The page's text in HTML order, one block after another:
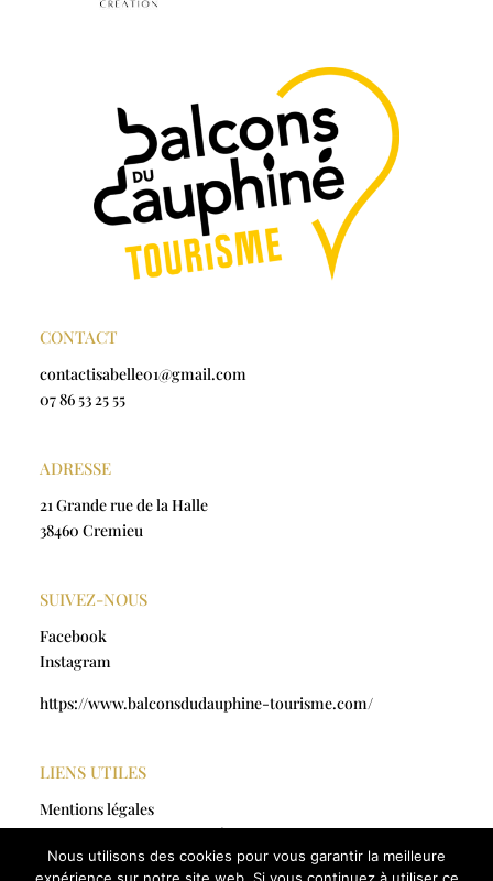
CONTACT
contactisabelle01@gmail.com
07 86 53 25 55
ADRESSE
21 Grande rue de la Halle
38460 Cremieu
SUIVEZ-NOUS
Facebook
Instagram
https://www.balconsdudauphine-tourisme.com/
LIENS UTILES
Mentions légales
Politique de confidentialité
CGV
Nous utilisons des cookies pour vous garantir la meilleure